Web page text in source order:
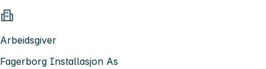
Arbeidsgiver
Fagerborg Installasjon As